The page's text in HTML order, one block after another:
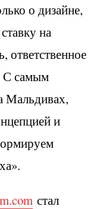
о дизайне,
на
ответственное
С самым
Мальдивах,
и
стал